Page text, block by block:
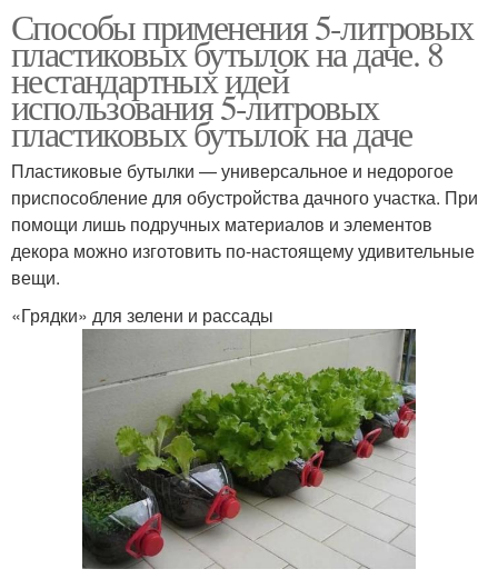
Способы применения 5-литровых
пластиковых бутылок на даче. 8
нестандартных идей
использования 5-литровых
пластиковых бутылок на даче
Пластиковые бутылки — универсальное и недорогое
приспособление для обустройства дачного участка. При
помощи лишь подручных материалов и элементов
декора можно изготовить по-настоящему удивительные
вещи.
«Грядки» для зелени и рассады